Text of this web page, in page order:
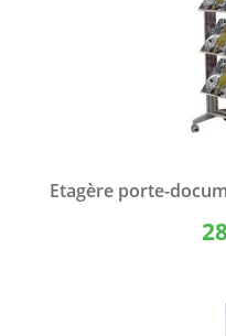
Etagère porte-